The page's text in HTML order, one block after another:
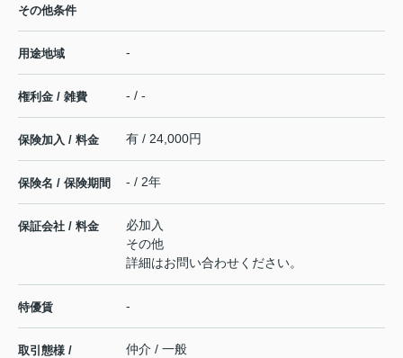
その他条件
用途地域 -
権利金 / 雑費 - / -
保険加入 / 料金 有 / 24,000円
保険名 / 保険期間 - / 2年
保証会社 / 料金
必加入
その他
詳細はお問い合わせください。
特優賃 -
取引態様 /
仲介 / 一般